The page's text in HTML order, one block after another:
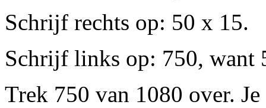
Schrijf rechts op: 50 x 15.
Schrijf links op: 750, want
Trek 750 van 1080 over.